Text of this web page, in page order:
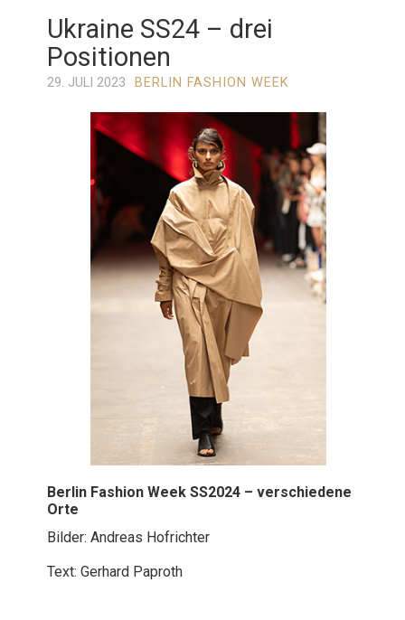
Ukraine SS24 – drei
Positionen
29. JULI 2023 BERLIN FASHION WEEK
Berlin Fashion Week SS2024 – verschiedene
Orte
Bilder: Andreas Hofrichter
Text: Gerhard Paproth